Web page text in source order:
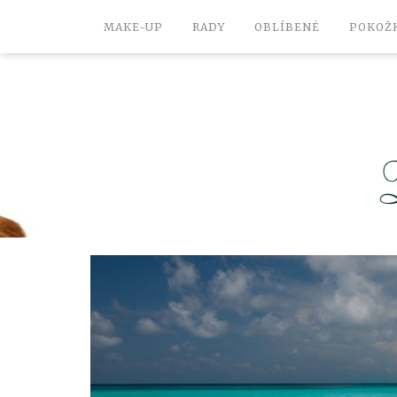
MAKE-UP RADY OBLÍBENÉ